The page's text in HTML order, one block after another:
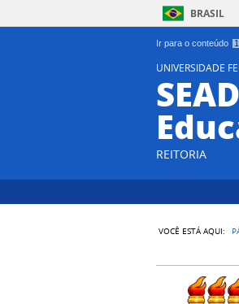
Ir para o conteúdo 1
BRASIL
UNIVERSIDADE
REITORIA
VOCÊ ESTÁ AQUI: